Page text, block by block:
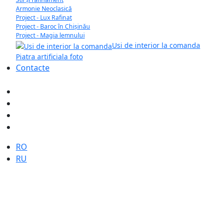
Armonie Neoclasică
Project - Lux Rafinat
Project - Baroc în Chișinău
Project - Magia lemnului
Usi de interior la comanda
Piatra artificiala foto
Contacte
Selectați limba dvs
RO
RU